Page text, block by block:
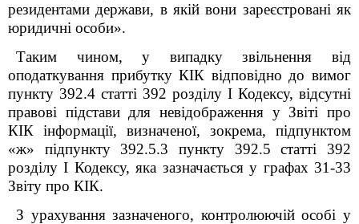
резидентами держави, в якій вони зареєстровані як
юридичні особи».
Таким чином, у випадку звільнення від
оподаткування прибутку КІК відповідно до вимог
пункту 392.4 статті 392 розділу I Кодексу, відсутні
правові підстави для невідображення у Звіті про
КІК інформації, визначеної, зокрема, підпунктом
«ж» підпункту 392.5.3 пункту 392.5 статті 392
розділу I Кодексу, яка зазначається у графах 31-33
Звіту про КІК.
З урахування зазначеного, контролюючій особі у